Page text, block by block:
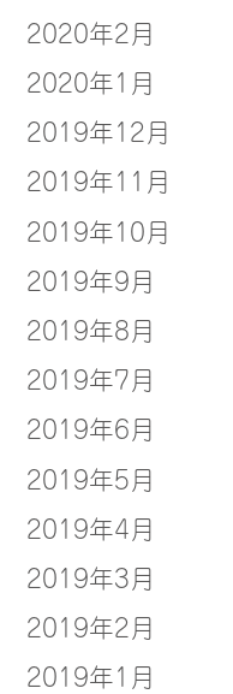
2020年2月
2020年1月
2019年12月
2019年11月
2019年10月
2019年9月
2019年8月
2019年7月
2019年6月
2019年5月
2019年4月
2019年3月
2019年2月
2019年1月